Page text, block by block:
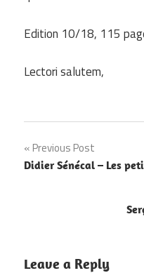
Edition 10/18, 115
Lectori salutem,
Navigation
de
Previous Post
Didier Sénécal – Les
Leave a Reply